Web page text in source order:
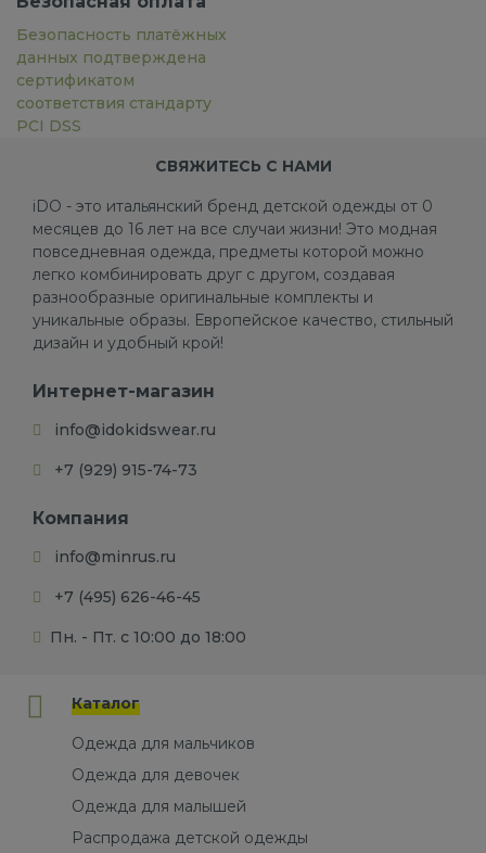
Безопасность платёжных
данных подтверждена
сертификатом
соответствия стандарту
PCI DSS
СВЯЖИТЕСЬ С НАМИ
iDO - это итальянский бренд детской одежды от 0
месяцев до 16 лет на все случаи жизни! Это модная
повседневная одежда, предметы которой можно
легко комбинировать друг с другом, создавая
разнообразные оригинальные комплекты и
уникальные образы. Европейское качество, стильный
дизайн и удобный крой!
Интернет-магазин
info@idokidswear.ru
+7 (929) 915-74-73
Компания
info@minrus.ru
+7 (495) 626-46-45
Пн. - Пт. с 10:00 до 18:00
Каталог
Одежда для мальчиков
Одежда для девочек
Одежда для малышей
Распродажа детской одежды